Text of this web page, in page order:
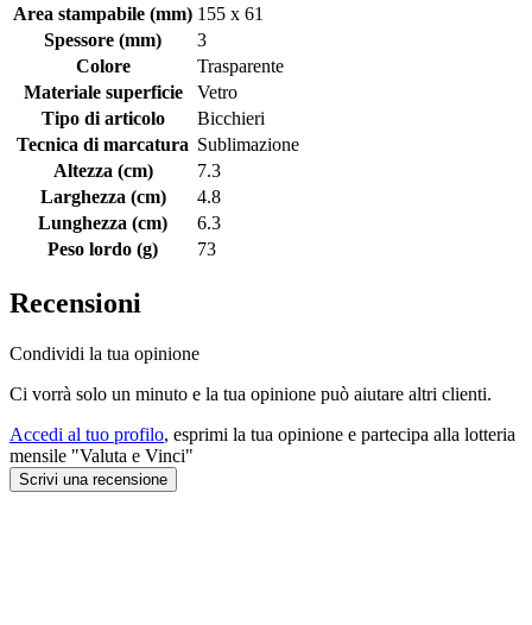
Area stampabile (mm) 155 x 61
Spessore (mm)
3
Colore
Trasparente
Materiale superficie
Vetro
Tipo di articolo
Bicchieri
Tecnica di marcatura Sublimazione
Altezza (cm)
7.3
Larghezza (cm)
4.8
Lunghezza (cm)
6.3
Peso lordo (g)
73
Recensioni
Condividi la tua opinione
Ci vorrà solo un minuto e la tua opinione può aiutare altri clienti.
Accedi al tuo profilo, esprimi la tua opinione e partecipa alla lotteria
mensile "Valuta e Vinci"
Scrivi una recensione